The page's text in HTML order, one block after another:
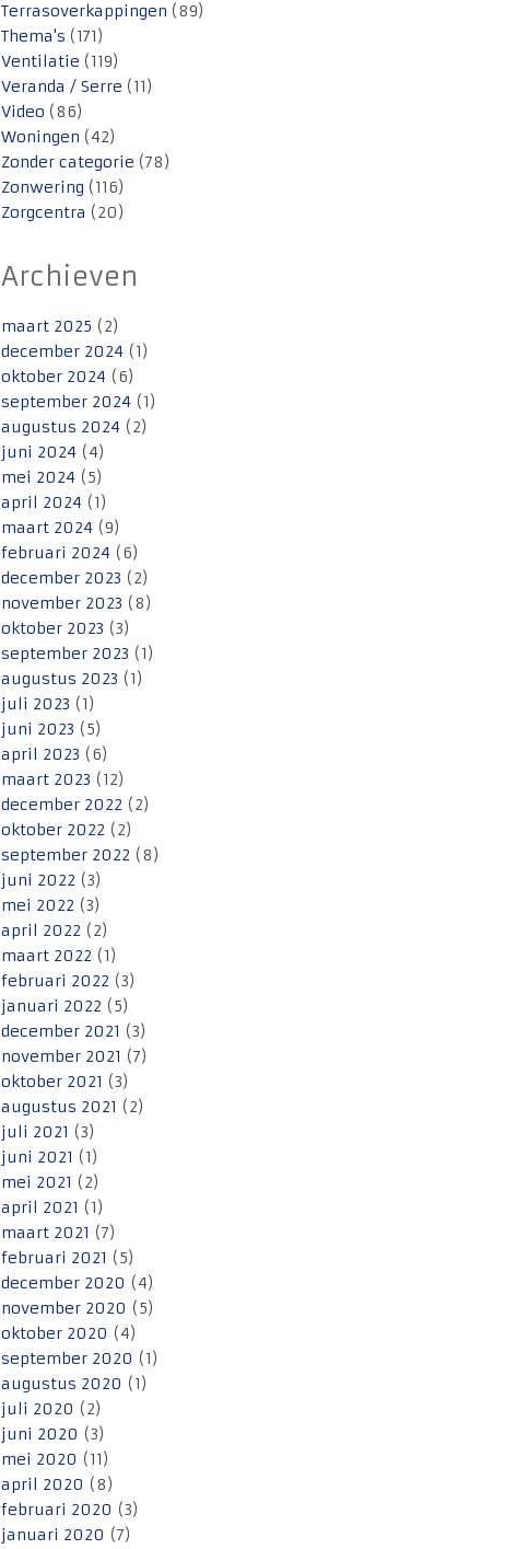
Terrasoverkappingen (89)
Thema's (171)
Ventilatie (119)
Veranda / Serre (11)
Video (86)
Woningen (42)
Zonder categorie (78)
Zonwering (116)
Zorgcentra (20)
Archieven
maart 2025 (2)
december 2024 (1)
oktober 2024 (6)
september 2024 (1)
augustus 2024 (2)
juni 2024 (4)
mei 2024 (5)
april 2024 (1)
maart 2024 (9)
februari 2024 (6)
december 2023 (2)
november 2023 (8)
oktober 2023 (3)
september 2023 (1)
augustus 2023 (1)
juli 2023 (1)
juni 2023 (5)
april 2023 (6)
maart 2023 (12)
december 2022 (2)
oktober 2022 (2)
september 2022 (8)
juni 2022 (3)
mei 2022 (3)
april 2022 (2)
maart 2022 (1)
februari 2022 (3)
januari 2022 (5)
december 2021 (3)
november 2021 (7)
oktober 2021 (3)
augustus 2021 (2)
juli 2021 (3)
juni 2021 (1)
mei 2021 (2)
april 2021 (1)
maart 2021 (7)
februari 2021 (5)
december 2020 (4)
november 2020 (5)
oktober 2020 (4)
september 2020 (1)
augustus 2020 (1)
juli 2020 (2)
juni 2020 (3)
mei 2020 (11)
april 2020 (8)
februari 2020 (3)
januari 2020 (7)